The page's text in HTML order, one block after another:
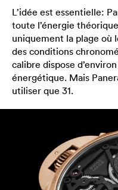
L’idée est essentielle:
toute l’énergie
uniquement la plage où
des conditions
calibre dispose
énergétique. Mais
utiliser que 31.